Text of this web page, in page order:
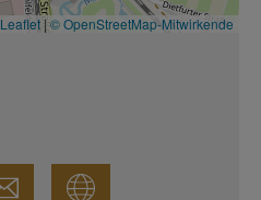
Leaflet | © OpenStreetMap-Mitwirkende